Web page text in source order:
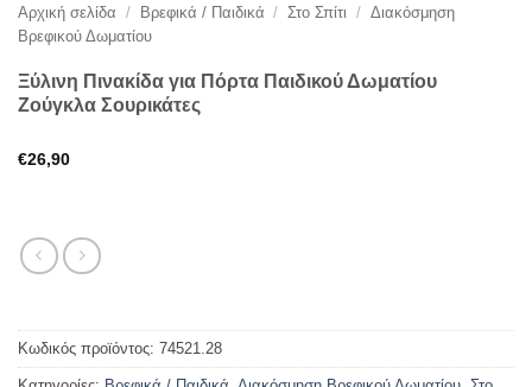
Αρχική σελίδα / Βρεφικά / Παιδικά / Στο Σπίτι / Διακόσμηση
Βρεφικού Δωματίου
Ξύλινη Πινακίδα για Πόρτα Παιδικού Δωματίου
Ζούγκλα Σουρικάτες
€26,90
Κωδικός προϊόντος: 74521.28